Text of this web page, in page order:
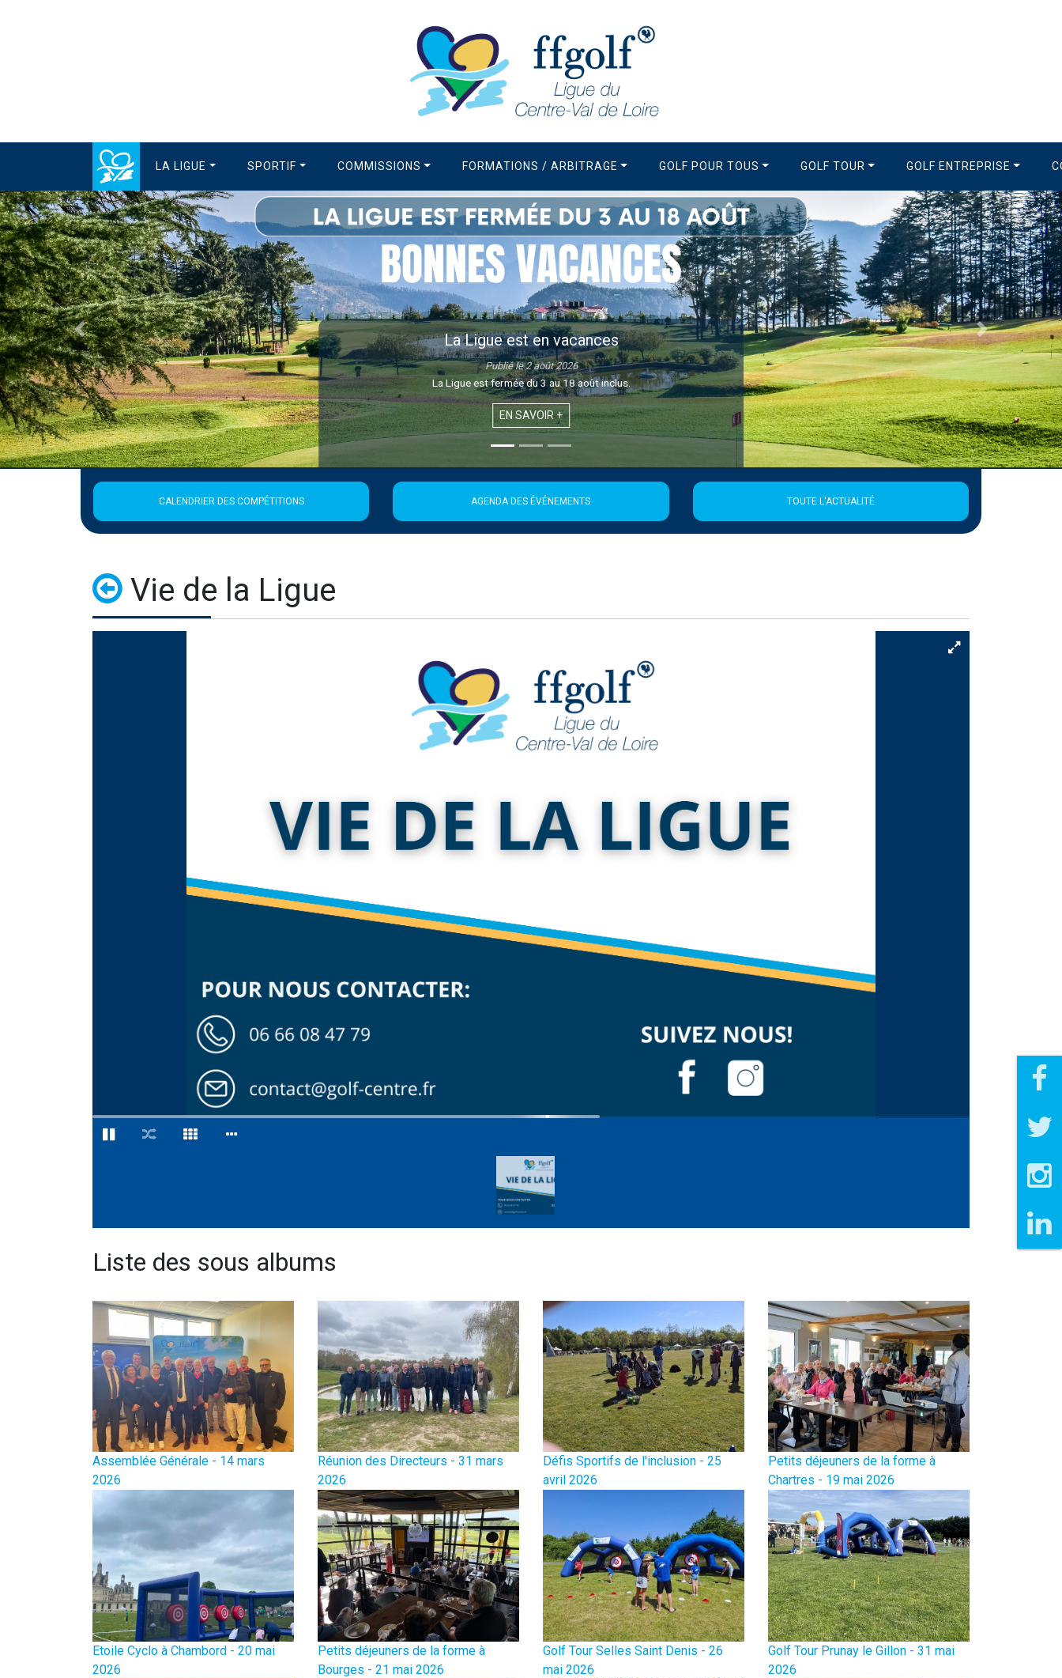
LA LIGUE SPORTIF COMMISSIONS FORMATIONS / ARBITRAGE GOLF POUR TOUS GOLF TOUR GOLF ENTREPRISE
La Newsletter de la Ligue
Publié le 1 août 2026
Retrouvez la 21ème édition de la Newsletter de la Ligue
EN SAVOIR +
Précédent Suivant
CALENDRIER DES COMPÉTITIONS AGENDA DES ÉVÉNEMENTS TOUTE L'ACTUALITÉ
Vie de la Ligue
Liste des sous albums
Assemblée Générale - 14 mars
2026
Réunion des Directeurs - 31 mars
2026
Défis Sportifs de l'inclusion - 25
avril 2026
Petits déjeuners de la forme à
Chartres - 19 mai 2026
Etoile Cyclo à Chambord - 20 mai
2026
Petits déjeuners de la forme à
Bourges - 21 mai 2026
Golf Tour Selles Saint Denis - 26
mai 2026
Golf Tour Prunay le Gillon - 31 mai
2026